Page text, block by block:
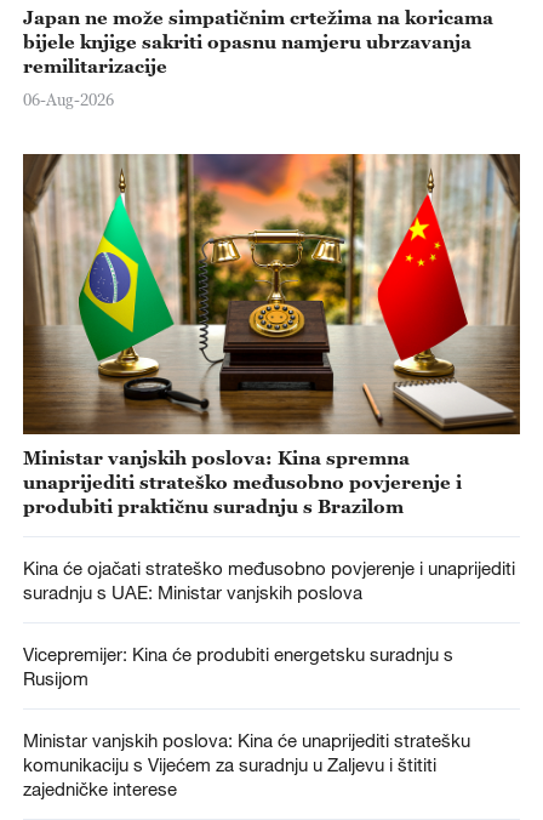
Japan ne može simpatičnim crtežima na koricama
bijele knjige sakriti opasnu namjeru ubrzavanja
remilitarizacije
06-Aug-2026
Ministar vanjskih poslova: Kina spremna
unaprijediti strateško međusobno povjerenje i
produbiti praktičnu suradnju s Brazilom
Kina će ojačati strateško međusobno povjerenje i unaprijediti
suradnju s UAE: Ministar vanjskih poslova
Vicepremijer: Kina će produbiti energetsku suradnju s
Rusijom
Ministar vanjskih poslova: Kina će unaprijediti stratešku
komunikaciju s Vijećem za suradnju u Zaljevu i štititi
zajedničke interese